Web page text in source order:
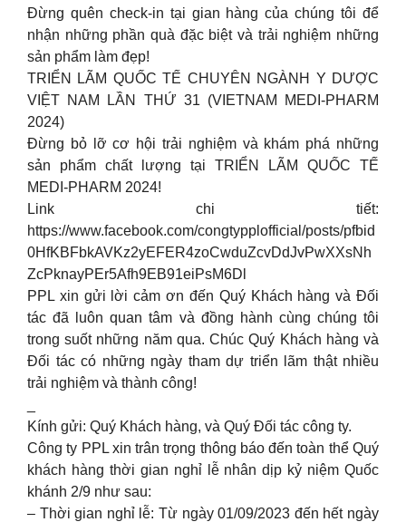
Đừng quên check-in tại gian hàng của chúng tôi để
nhận những phần quà đặc biệt và trải nghiệm những
sản phẩm làm đẹp!
TRIỂN LÃM QUỐC TẾ CHUYÊN NGÀNH Y DƯỢC
VIỆT NAM LẦN THỨ 31 (VIETNAM MEDI-PHARM
2024)
Đừng bỏ lỡ cơ hội trải nghiệm và khám phá những
sản phẩm chất lượng tại TRIỂN LÃM QUỐC TẾ
MEDI-PHARM 2024!
Link chi tiết:
https://www.facebook.com/congtypplofficial/posts/pfbid
0HfKBFbkAVKz2yEFER4zoCwduZcvDdJvPwXXsNh
ZcPknayPEr5Afh9EB91eiPsM6Dl
PPL xin gửi lời cảm ơn đến Quý Khách hàng và Đối
tác đã luôn quan tâm và đồng hành cùng chúng tôi
trong suốt những năm qua. Chúc Quý Khách hàng và
Đối tác có những ngày tham dự triển lãm thật nhiều
trải nghiệm và thành công!
Kính gửi: Quý Khách hàng, và Quý Đối tác công ty.
Công ty PPL xin trân trọng thông báo đến toàn thể Quý
khách hàng thời gian nghỉ lễ nhân dịp kỷ niệm Quốc
khánh 2/9 như sau:
– Thời gian nghỉ lễ: Từ ngày 01/09/2023 đến hết ngày